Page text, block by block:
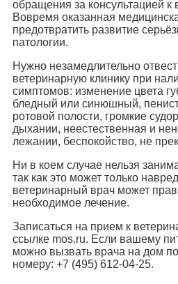
обращения за консультацией к
Вовремя оказанная
предотвратить развитие
патологии.
Нужно незамедлительно
ветеринарную клинику при
симптомов: изменение цвета
бледный или синюшный,
ротовой полости, громкие
дыхании, неестественная и
лежании, беспокойство, не
Ни в коем случае нельзя
так как это может только
ветеринарный врач может
необходимое лечение.
Записаться на прием к
ссылке mos.ru. Если вашему
можно вызвать врача на дом
номеру: +7 (495) 612-04-25.